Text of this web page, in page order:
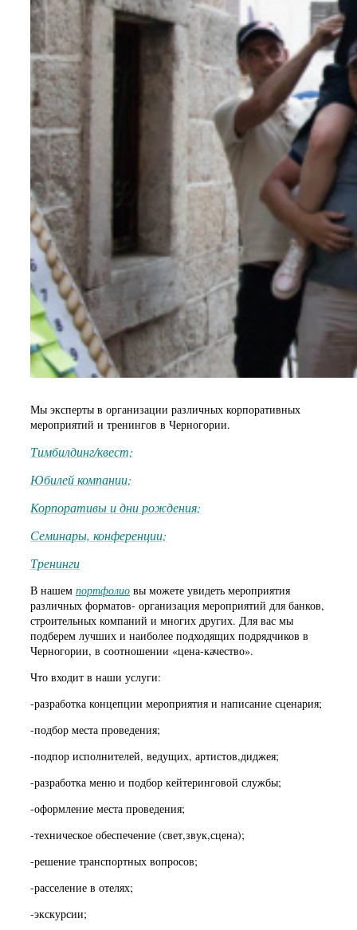
Мы эксперты в организации различных корпоративных
мероприятий и тренингов в Черногории.
Тимбилдинг/квест;
Юбилей компании;
Корпоративы и дни рождения;
Семинары, конференции;
Тренинги
В нашем портфолио вы можете увидеть мероприятия
различных форматов- организация мероприятий для банков,
строительных компаний и многих других. Для вас мы
подберем лучших и наиболее подходящих подрядчиков в
Черногории, в соотношении «цена-качество».
Что входит в наши услуги:
-разработка концепции мероприятия и написание сценария;
-подбор места проведения;
-подпор исполнителей, ведущих, артистов,диджея;
-разработка меню и подбор кейтеринговой службы;
-оформление места проведения;
-техническое обеспечение (свет,звук,сцена);
-решение транспортных вопросов;
-расселение в отелях;
-экскурсии;